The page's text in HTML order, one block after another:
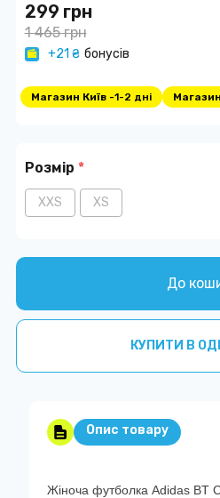
299 грн
1 465 грн
+21 ₴ бонусів
Магазин Київ -1-2 дні
Розмір *
XXS XS
До
КУПИТИ В
Опис товару
Жіноча футболка Adidas BT